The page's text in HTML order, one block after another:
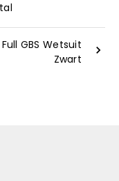
GBS Wetsuit
Zwart